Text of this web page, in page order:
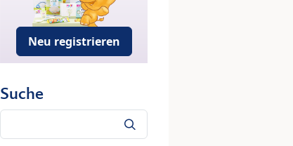
Neu registrieren
Suche